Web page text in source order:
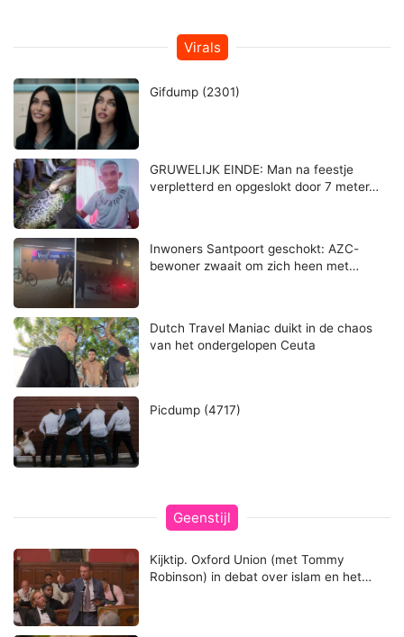
Virals
Gifdump (2301)
GRUWELIJK EINDE: Man na feestje
verpletterd en opgeslokt door 7 meter…
Inwoners Santpoort geschokt: AZC-
bewoner zwaait om zich heen met…
Dutch Travel Maniac duikt in de chaos
van het ondergelopen Ceuta
Picdump (4717)
Geenstijl
Kijktip. Oxford Union (met Tommy
Robinson) in debat over islam en het…